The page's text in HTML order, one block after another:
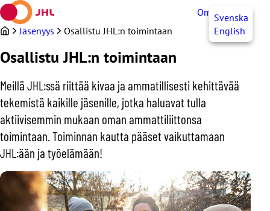
Siirry
sisältöön
OmaJHLSvenska
English
Jäsenyys Osallistu JHL:n toimintaan
Osallistu JHL:n toimintaan
Meillä JHL:ssä riittää kivaa ja ammatillisesti kehittävää
tekemistä kaikille jäsenille, jotka haluavat tulla
aktiivisemmin mukaan oman ammattiliittonsa
toimintaan. Toiminnan kautta pääset vaikuttamaan
JHL:ään ja työelämään!